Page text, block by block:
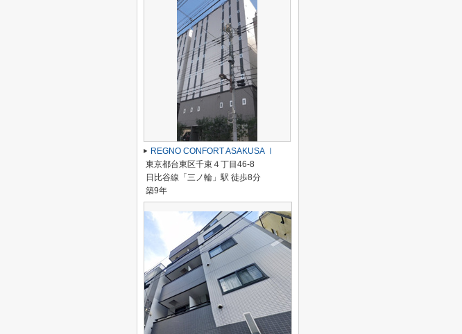
REGNO CONFORT ASAKUSA Ⅰ
東京都台東区千束４丁目46-8
日比谷線「三ノ輪」駅 徒歩8分
築9年